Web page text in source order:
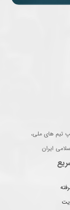
تیم های ملی،
ایران